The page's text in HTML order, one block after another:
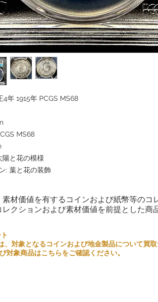
4年 1915年 PCGS MS68
MS68
陽と花の模様
: 葉と花の装飾
材価値を有するコインおよび紙幣等の
クションおよび素材価値を前提とした商
対象となるコインおよび地金製品について買取
対象商品はこちらをご確認ください。